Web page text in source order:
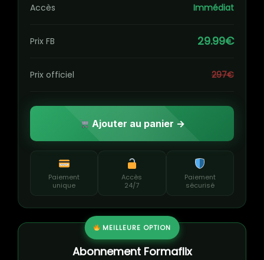
Accès Immédiat
Prix FB 29.99€
Prix officiel 297€
Ajouter au panier →
Paiement
unique
Accès
24/7
Paiement
sécurisé
MEILLEURE OPTION
Abonnement Formaflix